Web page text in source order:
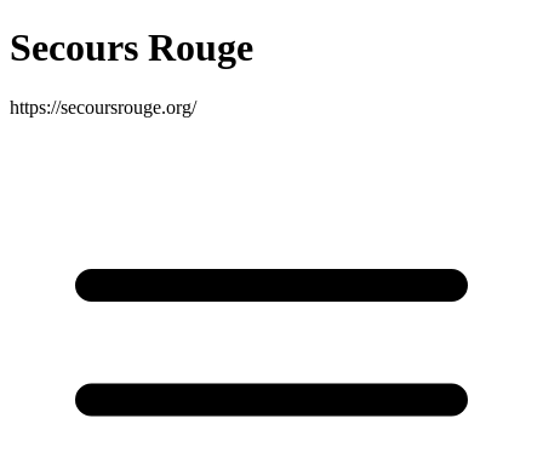
Secours Rouge
https://secoursrouge.org/